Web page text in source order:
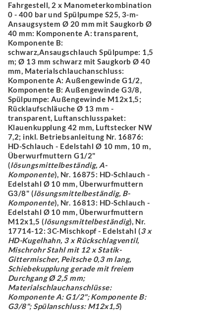
Fahrgestell, 2 x Manometerkombination
0 - 400 bar und Spülpumpe S25, 3-m-
Ansaugsystem Ø 20 mm mit Saugkorb Ø
40 mm: Komponente A: transparent,
Komponente B:
schwarz,Ansaugschlauch Spülpumpe: 1,5
m; Ø 13 mm schwarz mit Saugkorb Ø 40
mm, Materialschlauchanschluss:
Komponente A: Außengewinde G1/2,
Komponente B: Außengewinde G3/8,
Spülpumpe: Außengewinde M12x1,5;
Rücklaufschläuche Ø 13 mm -
transparent, Luftanschlusspaket:
Klauenkupplung 42 mm, Luftstecker NW
7,2; inkl. Betriebsanleitung Nr. 16876:
HD-Schlauch - Edelstahl Ø 10 mm, 10 m,
Überwurfmuttern G1/2"
(lösungsmittelbeständig, A-
Komponente), Nr. 16875: HD-Schlauch -
Edelstahl Ø 10 mm, Überwurfmuttern
G3/8" (lösungsmittelbeständig, B-
Komponente), Nr. 16813: HD-Schlauch -
Edelstahl Ø 10 mm, Überwurfmuttern
M12x1,5 (lösungsmittelbeständig), Nr.
17714-12: 3C-Mischkopf - Edelstahl (3 x
HD-Kugelhahn, 3 x Rückschlagventil,
Mischrohr Stahl mit 12 x Statik-
Gittermischer, Peitsche 0,3 m lang,
Schiebekupplung gerade mit freiem
Durchgang Ø 2,5 mm;
Materialschlauchanschlüsse:
Komponente A: G1/2"; Komponente B:
G3/8"; Spülanschluss: M12x1,5)